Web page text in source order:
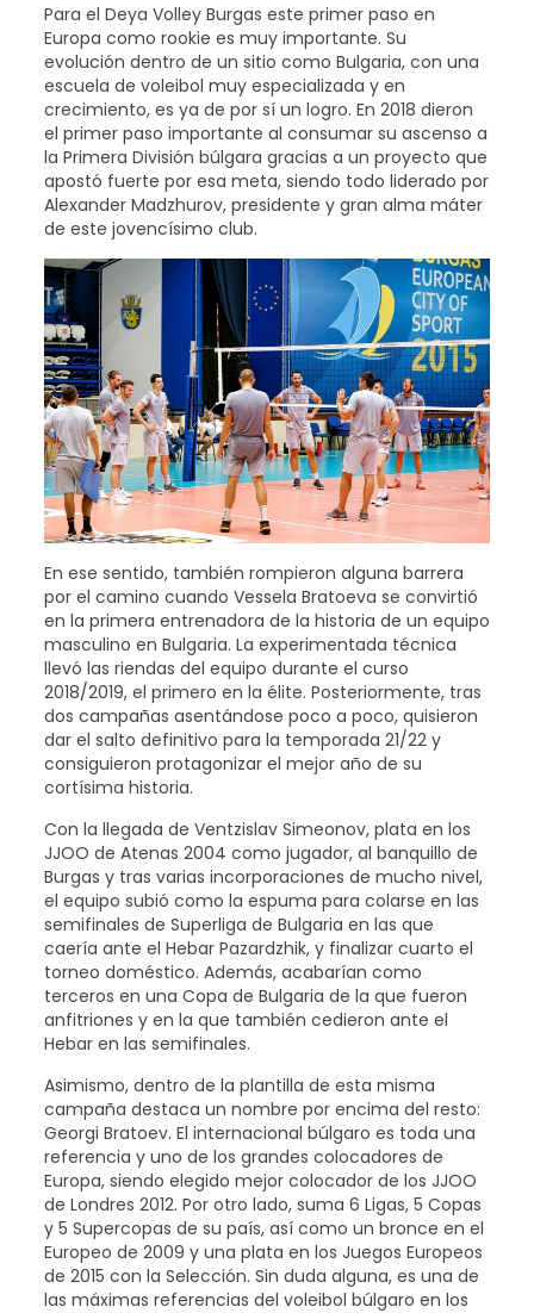
Para el Deya Volley Burgas este primer paso en
Europa como rookie es muy importante. Su
evolución dentro de un sitio como Bulgaria, con una
escuela de voleibol muy especializada y en
crecimiento, es ya de por sí un logro. En 2018 dieron
el primer paso importante al consumar su ascenso a
la Primera División búlgara gracias a un proyecto que
apostó fuerte por esa meta, siendo todo liderado por
Alexander Madzhurov, presidente y gran alma máter
de este jovencísimo club.
En ese sentido, también rompieron alguna barrera
por el camino cuando Vessela Bratoeva se convirtió
en la primera entrenadora de la historia de un equipo
masculino en Bulgaria. La experimentada técnica
llevó las riendas del equipo durante el curso
2018/2019, el primero en la élite. Posteriormente, tras
dos campañas asentándose poco a poco, quisieron
dar el salto definitivo para la temporada 21/22 y
consiguieron protagonizar el mejor año de su
cortísima historia.
Con la llegada de Ventzislav Simeonov, plata en los
JJOO de Atenas 2004 como jugador, al banquillo de
Burgas y tras varias incorporaciones de mucho nivel,
el equipo subió como la espuma para colarse en las
semifinales de Superliga de Bulgaria en las que
caería ante el Hebar Pazardzhik, y finalizar cuarto el
torneo doméstico. Además, acabarían como
terceros en una Copa de Bulgaria de la que fueron
anfitriones y en la que también cedieron ante el
Hebar en las semifinales.
Asimismo, dentro de la plantilla de esta misma
campaña destaca un nombre por encima del resto:
Georgi Bratoev. El internacional búlgaro es toda una
referencia y uno de los grandes colocadores de
Europa, siendo elegido mejor colocador de los JJOO
de Londres 2012. Por otro lado, suma 6 Ligas, 5 Copas
y 5 Supercopas de su país, así como un bronce en el
Europeo de 2009 y una plata en los Juegos Europeos
de 2015 con la Selección. Sin duda alguna, es una de
las máximas referencias del voleibol búlgaro en los